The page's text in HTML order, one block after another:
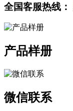
全国客服热线：
产品样册
微信联系